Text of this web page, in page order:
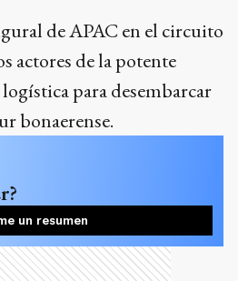
de APAC en el circuito
actores de la potente
para desembarcar
bonaerense.
un resumen